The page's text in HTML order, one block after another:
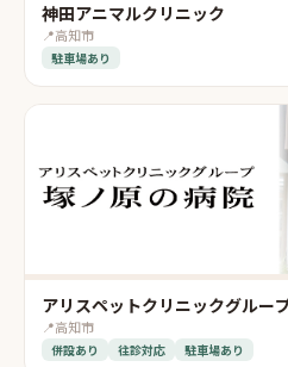
神田アニマルクリニック
📍高知市
駐車場あり
アリスペットクリニックグルー
📍高知市
併設あり 往診対応 駐車場あり